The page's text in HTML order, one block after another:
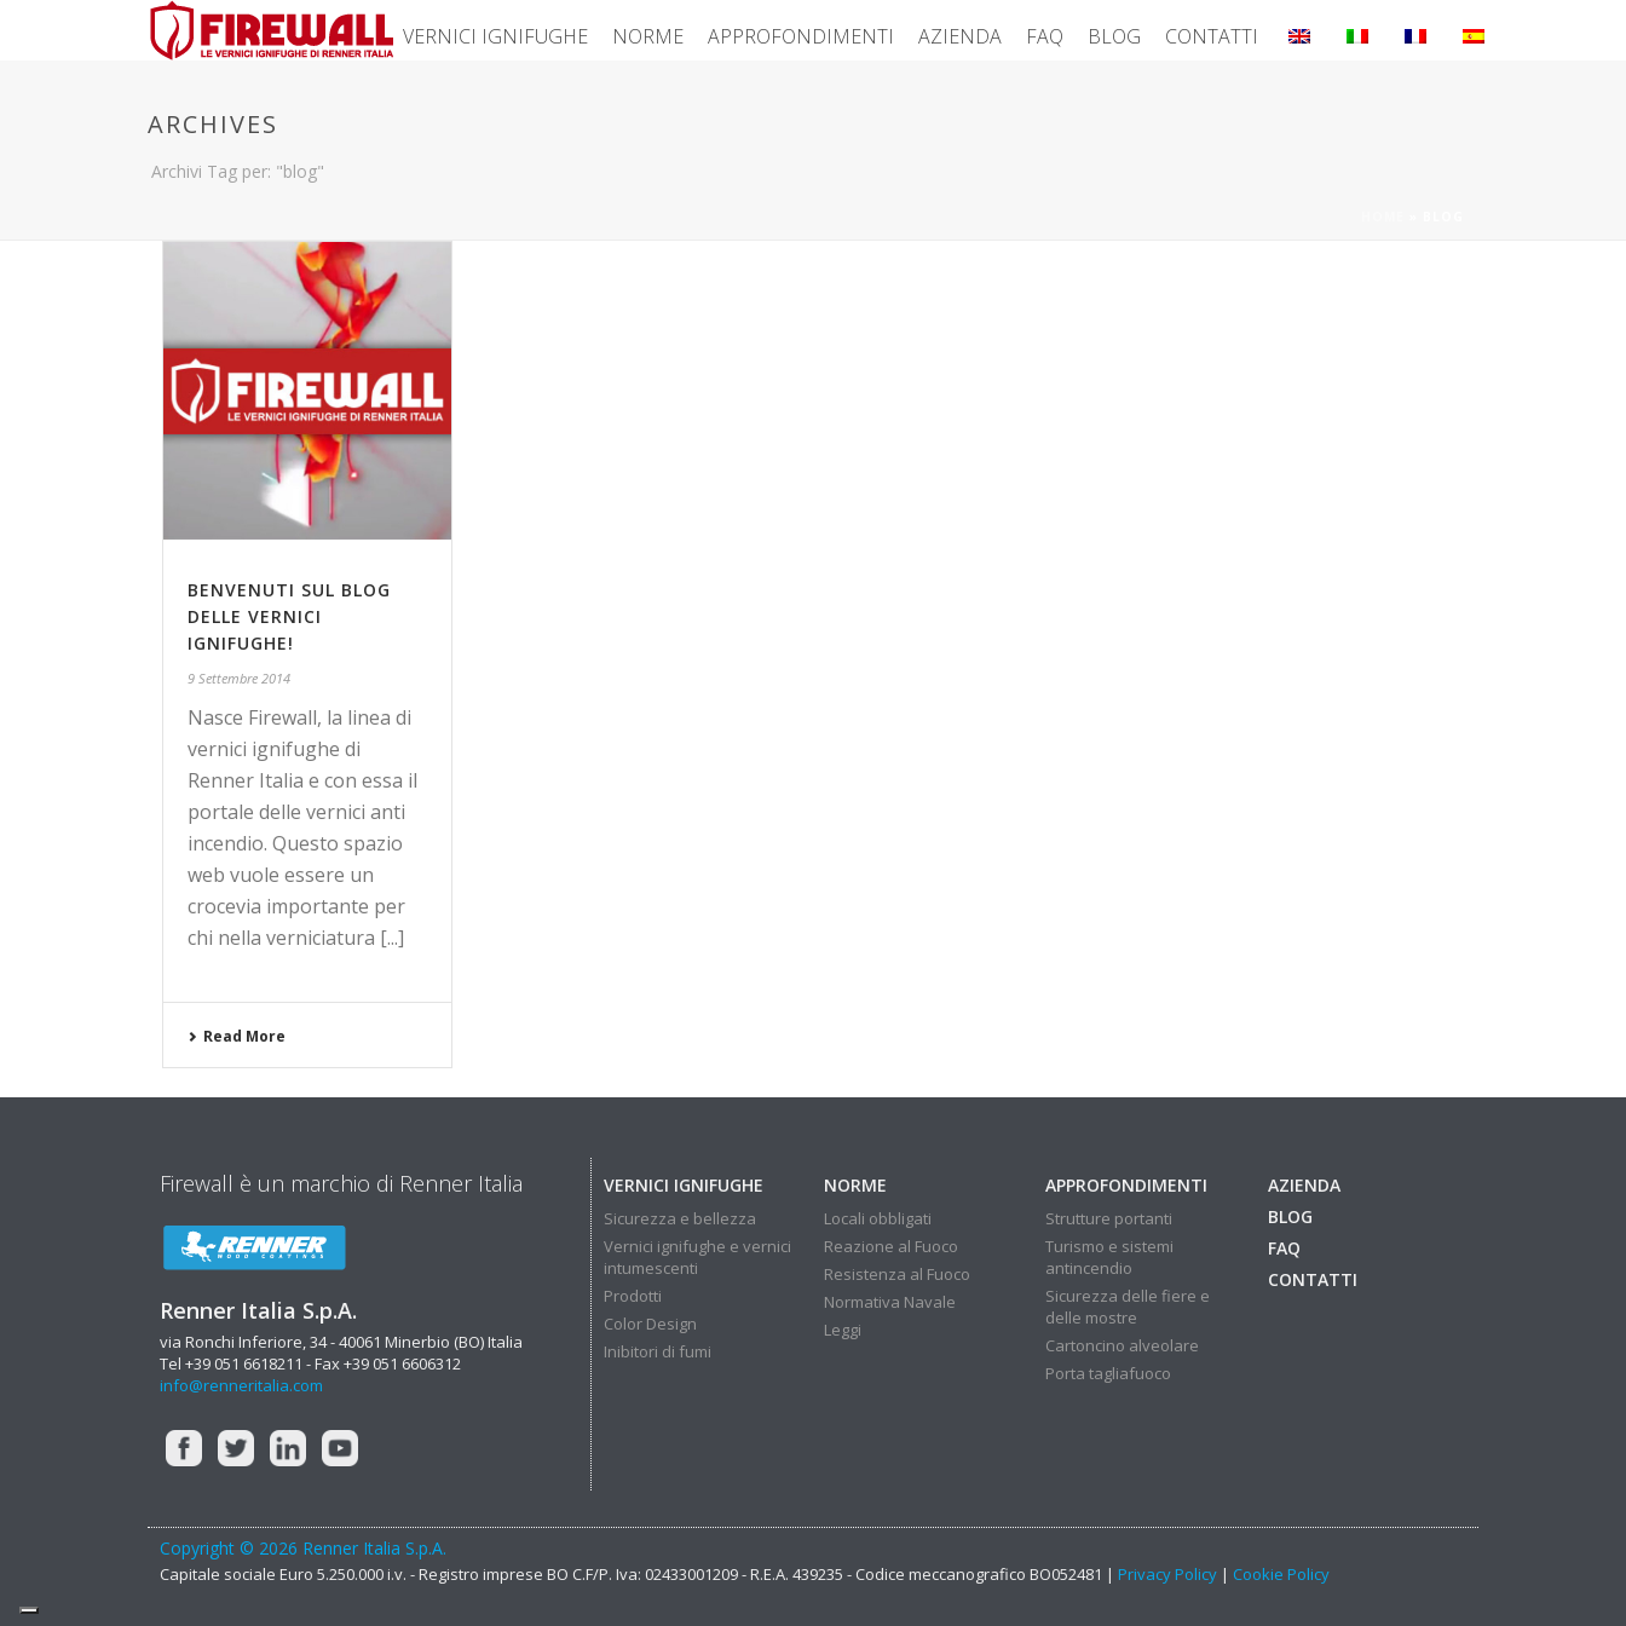
VERNICI IGNIFUGHE NORME APPROFONDIMENTI AZIENDA FAQ BLOG CONTATTI
ARCHIVES
Archivi Tag per: "blog"
BENVENUTI SUL BLOG
DELLE VERNICI
IGNIFUGHE!
9 Settembre 2014
Nasce Firewall, la linea di
vernici ignifughe di
Renner Italia e con essa il
portale delle vernici anti
incendio. Questo spazio
web vuole essere un
crocevia importante per
chi nella verniciatura [...]
Read More
Firewall è un marchio di Renner Italia
Renner Italia S.p.A.
via Ronchi Inferiore, 34 - 40061 Minerbio (BO) Italia
Tel +39 051 6618211 - Fax +39 051 6606312
info@renneritalia.com
VERNICI IGNIFUGHE
Sicurezza e bellezza
Vernici ignifughe e vernici
intumescenti
Prodotti
Color Design
Inibitori di fumi
NORME
Locali obbligati
Reazione al Fuoco
Resistenza al Fuoco
Normativa Navale
Leggi
APPROFONDIMENTI
Strutture portanti
Turismo e sistemi
antincendio
Sicurezza delle fiere e
delle mostre
Cartoncino alveolare
Porta tagliafuoco
AZIENDA
BLOG
FAQ
CONTATTI
Copyright © 2026 Renner Italia S.p.A.
Capitale sociale Euro 5.250.000 i.v. - Registro imprese BO C.F/P. Iva: 02433001209 - R.E.A. 439235 - Codice meccanografico BO052481 | Privacy Policy | Cookie Policy